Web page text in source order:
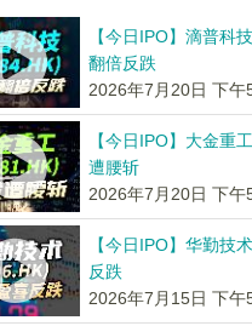
【今日IPO】滴普科
翻倍反跌
2026年7月20日 下午
【今日IPO】大金重
遭腰斩
2026年7月20日 下午
【今日IPO】华勤技
反跌
2026年7月15日 下午